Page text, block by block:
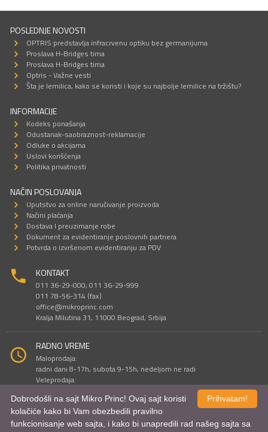
POSLEDNJE NOVOSTI
OPTRIS predstavlja infracrvenu optiku bez germanijuma
Proslava H-Bridges tima
Proslava H-Bridges tima
Optris - Važne vesti
Šta je lemilica, kako se koristi i koje su najbolje lemilice na tržištu?
INFORMACIJE
Kodeks ponašanja
Odustanak-saobraznost-reklamacije
Odluke o akcijama
Uslovi korišćenja
Politika privatnosti
NAČIN POSLOVANJA
Uputstvo za online naručivanje proizvoda
Načini plaćanja
Dostava I preuzimanje robe
Dokument za evidentiranje poslovnih partnera
Potvrda o izvršenom evidentiranju za PDV
KONTAKT
011 36-29-000; 011 36-29-999
011 78-56-314 (fax)
office@mikroprinc.com
Kralja Milutina 31, 11000 Beograd, Srbija
RADNO VREME
Maloprodaja:
radni dani 8-17h, subota 9-15h, nedeljom ne radi
Veleprodaja:
Sve cene su iskazane u dinarima. PDV je uračunat u cenu.
Prihvatam!
Dobrodošli na sajt Mikro Princ! Ovaj sajt koristi
kolačiće kako bi Vam obezbedili pravilno
funkcionisanje web sajta, i kako bi unapredili rad našeg sajta sa